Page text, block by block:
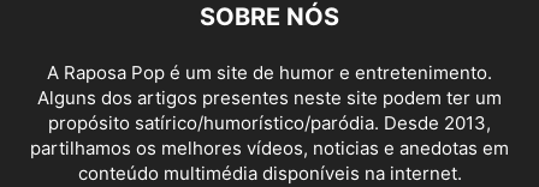
SOBRE NÓS
A Raposa Pop é um site de humor e entretenimento.
Alguns dos artigos presentes neste site podem ter um
propósito satírico/humorístico/paródia. Desde 2013,
partilhamos os melhores vídeos, noticias e anedotas em
conteúdo multimédia disponíveis na internet.